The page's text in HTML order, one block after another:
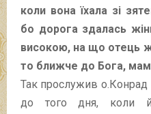
коли вона їхала зі
бо дорога здалась
високою, на що отець
то ближче до Бога,
Так прослужив
до того дня, коли